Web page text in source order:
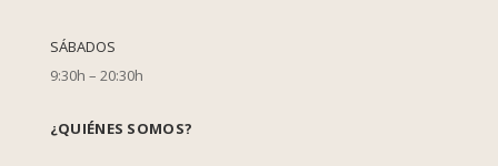
SÁBADOS
9:30h – 20:30h
¿QUIÉNES SOMOS?